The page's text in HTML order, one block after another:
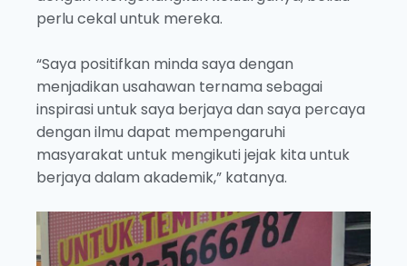
perlu cekal untuk mereka.
“Saya positifkan minda saya dengan
menjadikan usahawan ternama sebagai
inspirasi untuk saya berjaya dan saya percaya
dengan ilmu dapat mempengaruhi
masyarakat untuk mengikuti jejak kita untuk
berjaya dalam akademik,” katanya.